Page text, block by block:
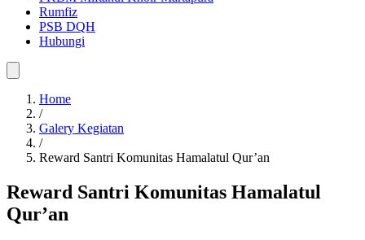
PKBM Miftahul Khoir Martapura
Rumfiz
PSB DQH
Home
/
Galery Kegiatan
/
Reward Santri Komunitas Hamalatul
Qur’an